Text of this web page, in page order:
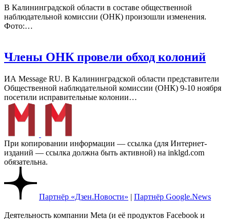
В Калининградской области в составе общественной
наблюдательной комиссии (ОНК) произошли изменения.
Фото:…
Члены ОНК провели обход колоний
ИА Message RU. В Калининградской области представители
Общественной наблюдательной комиссии (ОНК) 9-10 ноября
посетили исправительные колонии…
При копировании информации — ссылка (для Интернет-
изданий — ссылка должна быть активной) на inklgd.com
обязательна.
Партнёр «Дзен.Новости» | Партнёр Google.News
Деятельность компании Meta (и её продуктов Facebook и